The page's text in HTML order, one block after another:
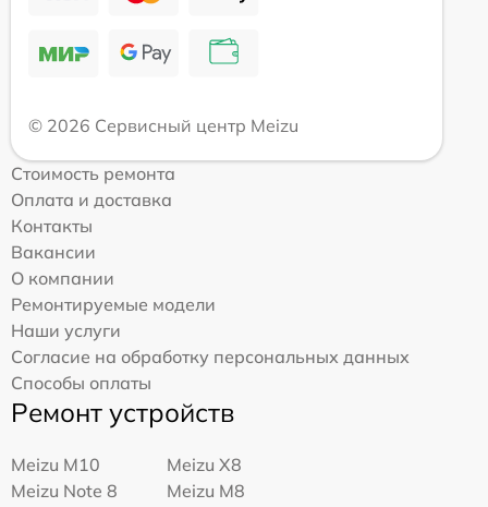
© 2026 Сервисный центр Meizu
Стоимость ремонта
Оплата и доставка
Контакты
Вакансии
О компании
Ремонтируемые модели
Наши услуги
Согласие на обработку персональных данных
Способы оплаты
Ремонт устройств
Meizu M10
Meizu X8
Meizu Note 8
Meizu M8